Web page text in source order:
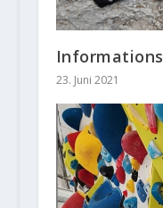
23. Juni 2021